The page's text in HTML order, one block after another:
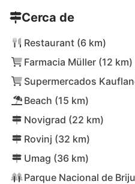
Cerca de
Restaurant (6 km)
Farmacia Müller (12 km)
Supermercados
Beach (15 km)
Novigrad (22 km)
Rovinj (32 km)
Umag (36 km)
Parque Nacional de